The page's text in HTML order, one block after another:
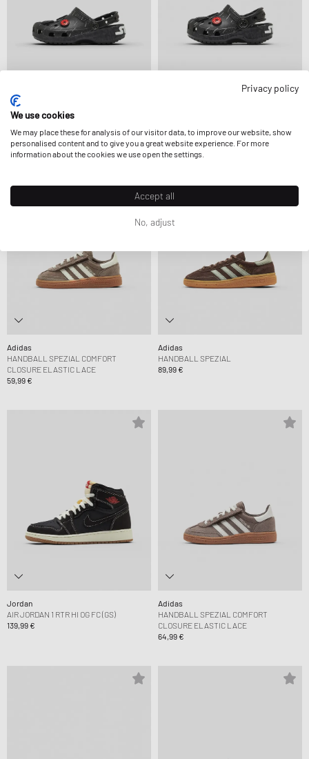
crocs
STAR WARS HYPERSPACE CLS CLOG
Adidas
HANDBALL SPEZIAL COMFORT
CLOSURE ELASTIC LACE
59,99 €
Adidas
HANDBALL SPEZIAL
89,99 €
Jordan
AIR JORDAN 1 RTR HI OG FC (GS)
139,99 €
Adidas
HANDBALL SPEZIAL COMFORT
CLOSURE ELASTIC LACE
64,99 €
Privacy policy
We use cookies
We may place these for analysis of our visitor data, to improve our website, show
personalised content and to give you a great website experience. For more
information about the cookies we use open the settings.
Accept all
No, adjust